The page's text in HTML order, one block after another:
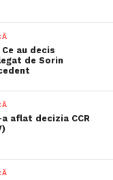
au decis
de Sorin
aflat decizia CCR